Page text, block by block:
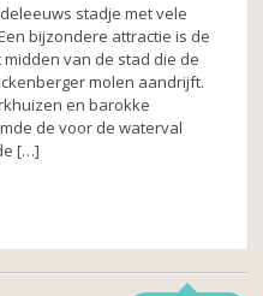
stadje met vele
bijzondere attractie is de
van de stad die de
molen aandrijft.
en barokke
de voor de waterval
[…]